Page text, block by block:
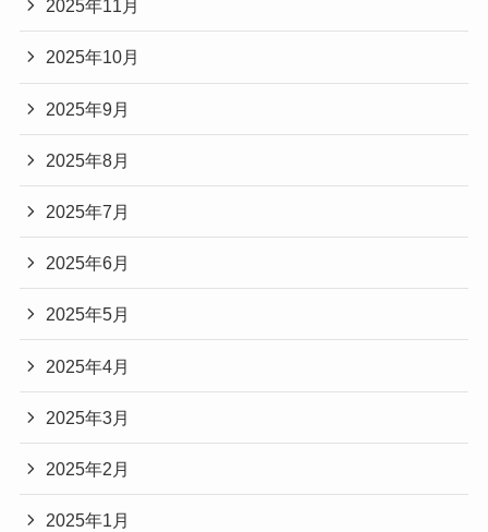
2025年11月
2025年10月
2025年9月
2025年8月
2025年7月
2025年6月
2025年5月
2025年4月
2025年3月
2025年2月
2025年1月